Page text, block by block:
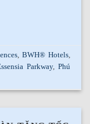
, BWH® Hotels,
Parkway, Phú